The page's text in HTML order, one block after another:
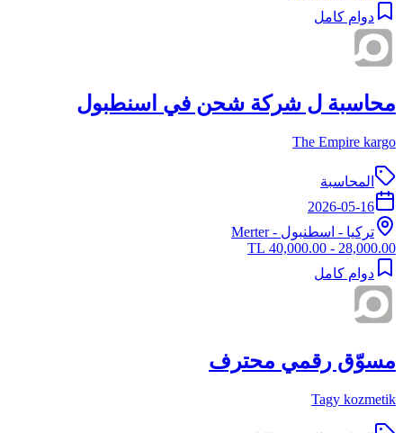
دوام كامل
محاسبة ل شركة شحن في اسنطبول
The Empire kargo
المحاسبة
2026-05-16
تركيا - اسطنبول - Merter
28,000.00 - 40,000.00 TL
دوام كامل
مسوّق رقمي محترف
Tagy kozmetik